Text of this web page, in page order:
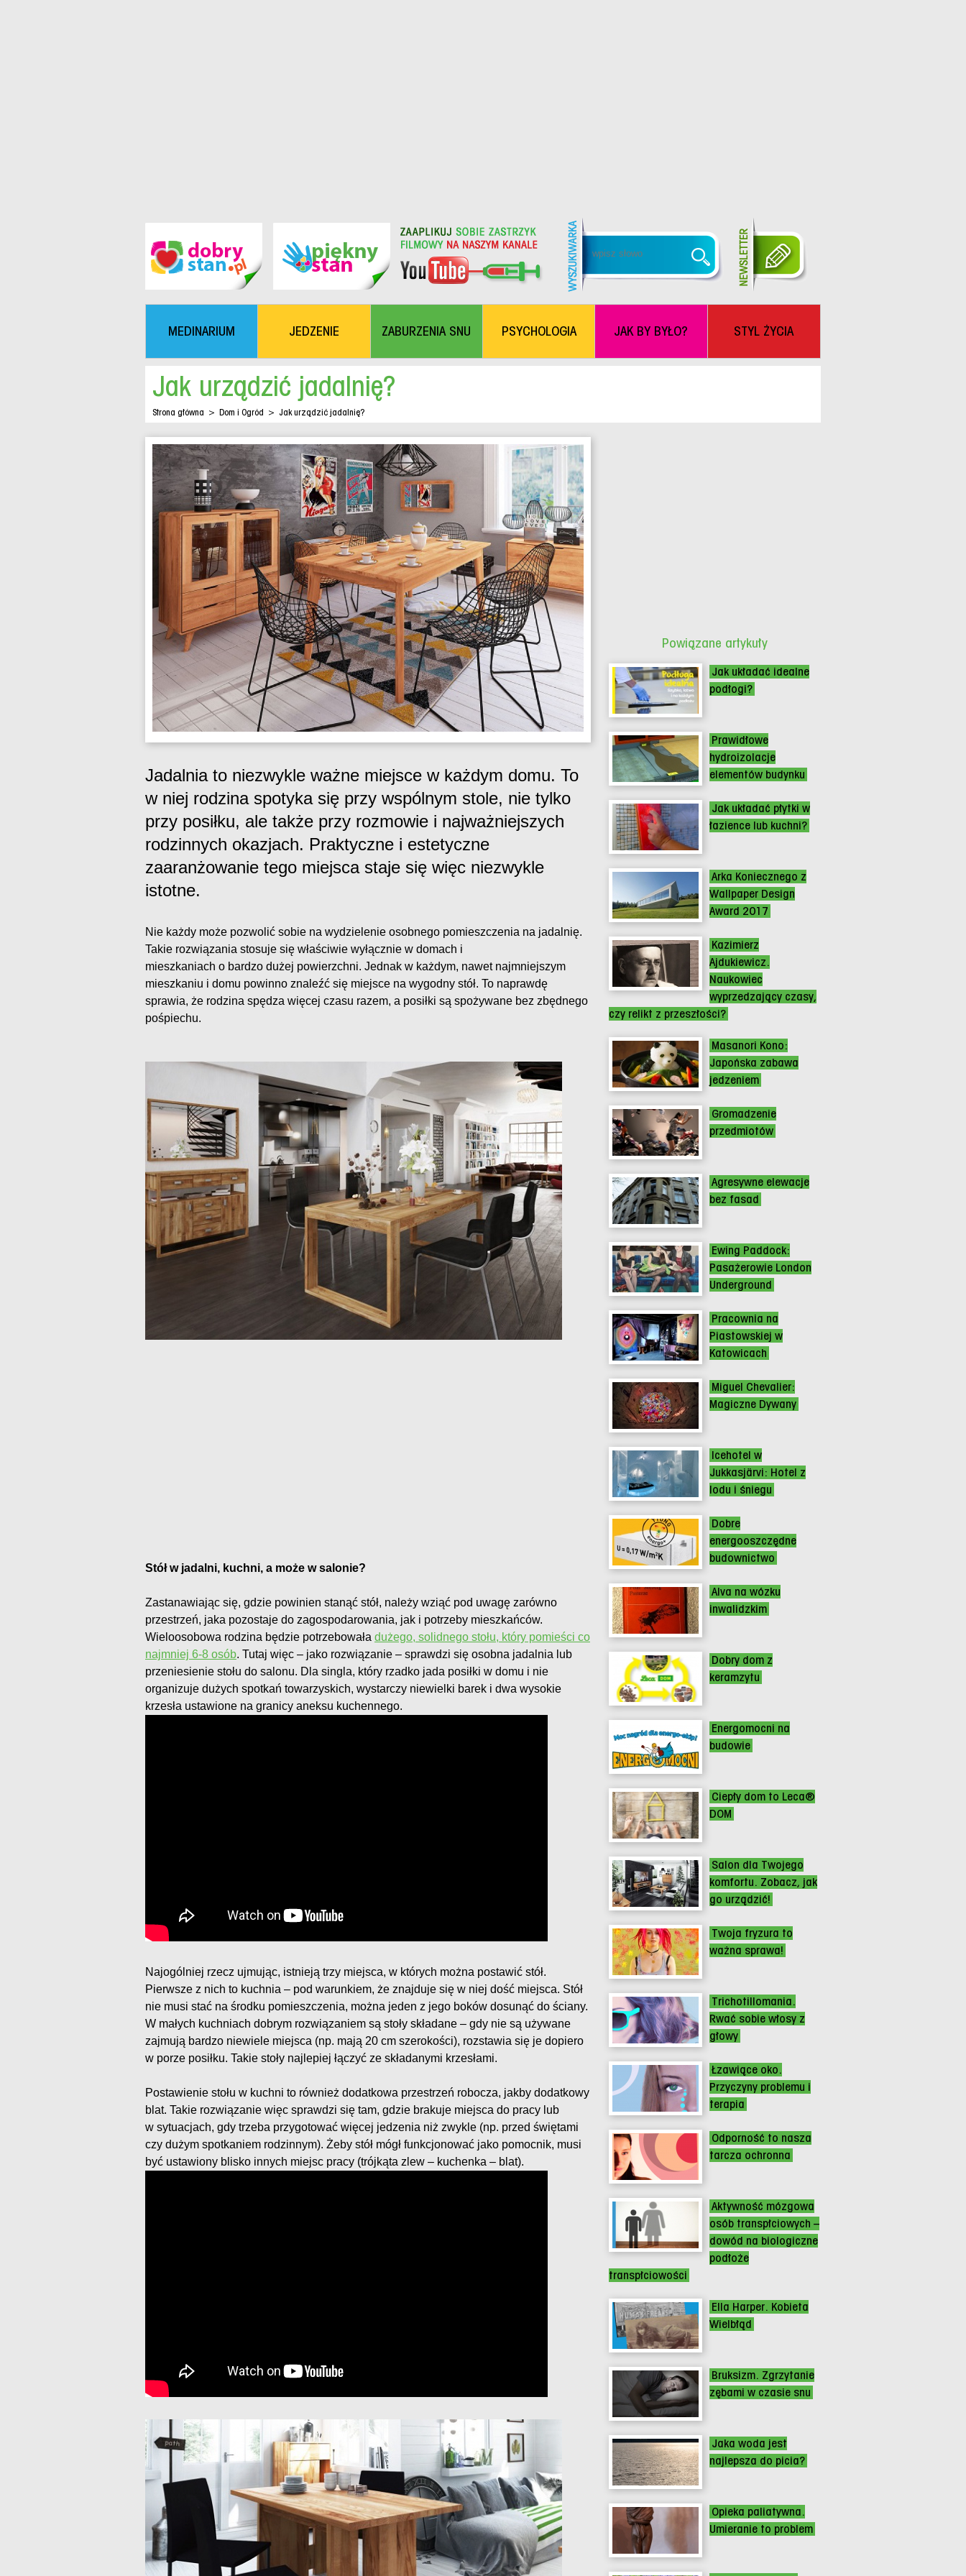
MEDINARIUM JEDZENIE ZABURZENIA SNU PSYCHOLOGIA JAK BY BYŁO? STYL ŻYCIA
Jak urządzić jadalnię?
Strona główna > Dom i Ogród > Jak urządzić jadalnię?
Jadalnia to niezwykle ważne miejsce w każdym domu. To
w niej rodzina spotyka się przy wspólnym stole, nie tylko
przy posiłku, ale także przy rozmowie i najważniejszych
rodzinnych okazjach. Praktyczne i estetyczne
zaaranżowanie tego miejsca staje się więc niezwykle
istotne.
Nie każdy może pozwolić sobie na wydzielenie osobnego pomieszczenia na jadalnię.
Takie rozwiązania stosuje się właściwie wyłącznie w domach i
mieszkaniach o bardzo dużej powierzchni. Jednak w każdym, nawet najmniejszym
mieszkaniu i domu powinno znaleźć się miejsce na wygodny stół. To naprawdę
sprawia, że rodzina spędza więcej czasu razem, a posiłki są spożywane bez zbędnego
pośpiechu.
Stół w jadalni, kuchni, a może w salonie?
Zastanawiając się, gdzie powinien stanąć stół, należy wziąć pod uwagę zarówno
przestrzeń, jaka pozostaje do zagospodarowania, jak i potrzeby mieszkańców.
Wieloosobowa rodzina będzie potrzebowała dużego, solidnego stołu, który pomieści co
najmniej 6-8 osób. Tutaj więc – jako rozwiązanie – sprawdzi się osobna jadalnia lub
przeniesienie stołu do salonu. Dla singla, który rzadko jada posiłki w domu i nie
organizuje dużych spotkań towarzyskich, wystarczy niewielki barek i dwa wysokie
krzesła ustawione na granicy aneksu kuchennego.
Najogólniej rzecz ujmując, istnieją trzy miejsca, w których można postawić stół.
Pierwsze z nich to kuchnia – pod warunkiem, że znajduje się w niej dość miejsca. Stół
nie musi stać na środku pomieszczenia, można jeden z jego boków dosunąć do ściany.
W małych kuchniach dobrym rozwiązaniem są stoły składane – gdy nie są używane
zajmują bardzo niewiele miejsca (np. mają 20 cm szerokości), rozstawia się je dopiero
w porze posiłku. Takie stoły najlepiej łączyć ze składanymi krzesłami.
Postawienie stołu w kuchni to również dodatkowa przestrzeń robocza, jakby dodatkowy
blat. Takie rozwiązanie więc sprawdzi się tam, gdzie brakuje miejsca do pracy lub
w sytuacjach, gdy trzeba przygotować więcej jedzenia niż zwykle (np. przed świętami
czy dużym spotkaniem rodzinnym). Żeby stół mógł funkcjonować jako pomocnik, musi
być ustawiony blisko innych miejsc pracy (trójkąta zlew – kuchenka – blat).
Powiązane artykuły
Jak układać idealne
podłogi?
Prawidłowe
hydroizolacje
elementów budynku
Jak układać płytki w
łazience lub kuchni?
Arka Koniecznego z
Wallpaper Design
Award 2017
Kazimierz
Ajdukiewicz.
Naukowiec
wyprzedzający czasy,
czy relikt z przeszłości?
Masanori Kono:
Japońska zabawa
jedzeniem
Gromadzenie
przedmiotów
Agresywne elewacje
bez fasad
Ewing Paddock:
Pasażerowie London
Underground
Pracownia na
Piastowskiej w
Katowicach
Miguel Chevalier:
Magiczne Dywany
Icehotel w
Jukkasjärvi: Hotel z
lodu i śniegu
Dobre
energooszczędne
budownictwo
Alva na wózku
inwalidzkim
Dobry dom z
keramzytu
Energomocni na
budowie
Ciepły dom to Leca®
DOM
Salon dla Twojego
komfortu. Zobacz, jak
go urządzić!
Twoja fryzura to
ważna sprawa!
Trichotillomania.
Rwać sobie włosy z
głowy
Łzawiące oko.
Przyczyny problemu i
terapia
Odporność to nasza
tarcza ochronna
Aktywność mózgowa
osób transpłciowych –
dowód na biologiczne
podłoże
transpłciowości
Ella Harper. Kobieta
Wielbłąd
Bruksizm. Zgrzytanie
zębami w czasie snu
Jaka woda jest
najlepsza do picia?
Opieka paliatywna.
Umieranie to problem